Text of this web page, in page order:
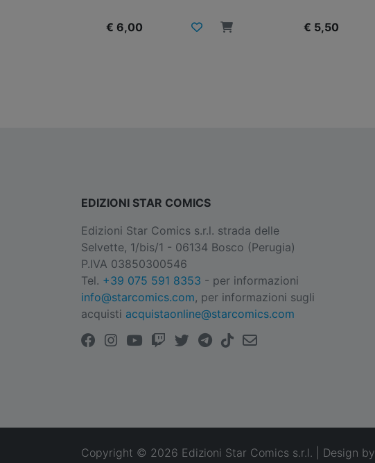
€ 6,00 € 5,50
EDIZIONI STAR COMICS
Edizioni Star Comics s.r.l. strada delle
Selvette, 1/bis/1 - 06134 Bosco (Perugia)
P.IVA 03850300546
Tel. +39 075 591 8353 - per informazioni
info@starcomics.com, per informazioni sugli
acquisti acquistaonline@starcomics.com
Copyright © 2026 Edizioni Star Comics s.r.l. | Design by